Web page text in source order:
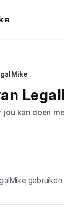
jou kan doen
helpt
als je wilt. Zie